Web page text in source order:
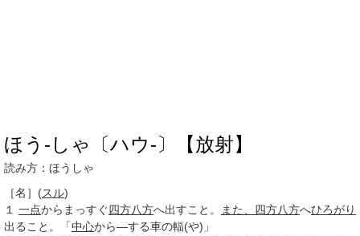
ほう‐しゃ〔ハウ‐〕【放射】
読み方：ほうしゃ
［名］ (スル)
１
一点からまっすぐ四方八方へ出すこと。 また、 四方八方へひろがり
出ること。「中心から―する車の輻(や)」